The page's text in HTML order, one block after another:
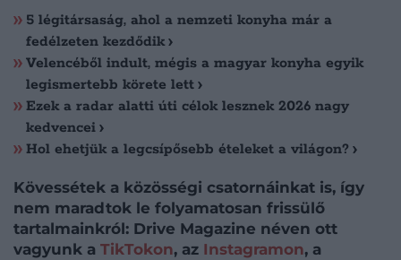
5 légitársaság, ahol a nemzeti konyha már a
fedélzeten kezdődik
Velencéből indult, mégis a magyar konyha egyik
legismertebb körete lett
Ezek a radar alatti úti célok lesznek 2026 nagy
kedvencei
Hol ehetjük a legcsípősebb ételeket a világon?
Kövessétek a közösségi csatornáinkat is, így
nem maradtok le folyamatosan frissülő
tartalmainkról: Drive Magazine néven ott
vagyunk a TikTokon, az Instagramon, a